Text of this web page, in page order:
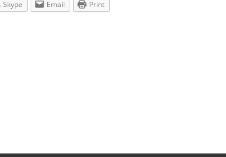
Skype Email Print